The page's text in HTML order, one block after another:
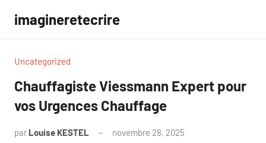
contenu
imagineretecrire
Uncategorized
Chauffagiste Viessmann Expert pour
vos Urgences Chauffage
par Louise KESTEL novembre 28, 2025